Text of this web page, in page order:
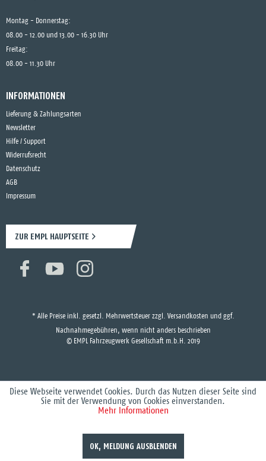
Montag - Donnerstag:
08.00 - 12.00 und 13.00 - 16.30 Uhr
Freitag:
08.00 - 11.30 Uhr
INFORMATIONEN
Lieferung & Zahlungsarten
Newsletter
Hilfe / Support
Widerrufsrecht
Datenschutz
AGB
Impressum
ZUR EMPL HAUPTSEITE
* Alle Preise inkl. gesetzl. Mehrwertsteuer zzgl. Versandkosten und ggf.
Nachnahmegebühren, wenn nicht anders beschrieben
© EMPL Fahrzeugwerk Gesellschaft m.b.H. 2019
Diese Webseite verwendet Cookies. Durch das Nutzen dieser Seite sind
Sie mit der Verwendung von Cookies einverstanden.
Mehr Informationen
OK, MELDUNG AUSBLENDEN